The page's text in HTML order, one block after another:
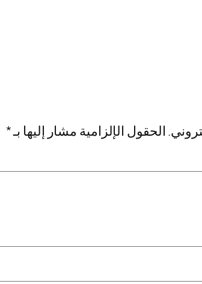
الحقول الإلزامية مشار إليها بـ*